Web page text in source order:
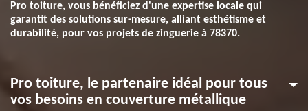
Pro toiture, vous bénéficiez d'une expertise locale qui
garantit des solutions sur-mesure, alliant esthétisme et
durabilité, pour vos projets de zinguerie à 78370.
Pro toiture, le partenaire idéal pour tous
vos besoins en couverture métallique